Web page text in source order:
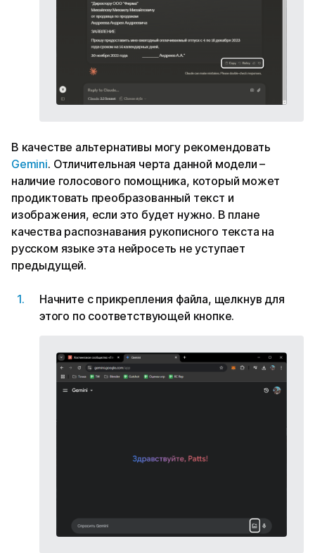
В качестве альтернативы могу рекомендовать
Gemini. Отличительная черта данной модели –
наличие голосового помощника, который может
продиктовать преобразованный текст и
изображения, если это будет нужно. В плане
качества распознавания рукописного текста на
русском языке эта нейросеть не уступает
предыдущей.
Начните с прикрепления файла, щелкнув для
этого по соответствующей кнопке.